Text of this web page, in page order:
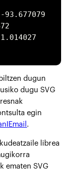
dugun
dugu SVG
egin
.
librea
ematen SVG